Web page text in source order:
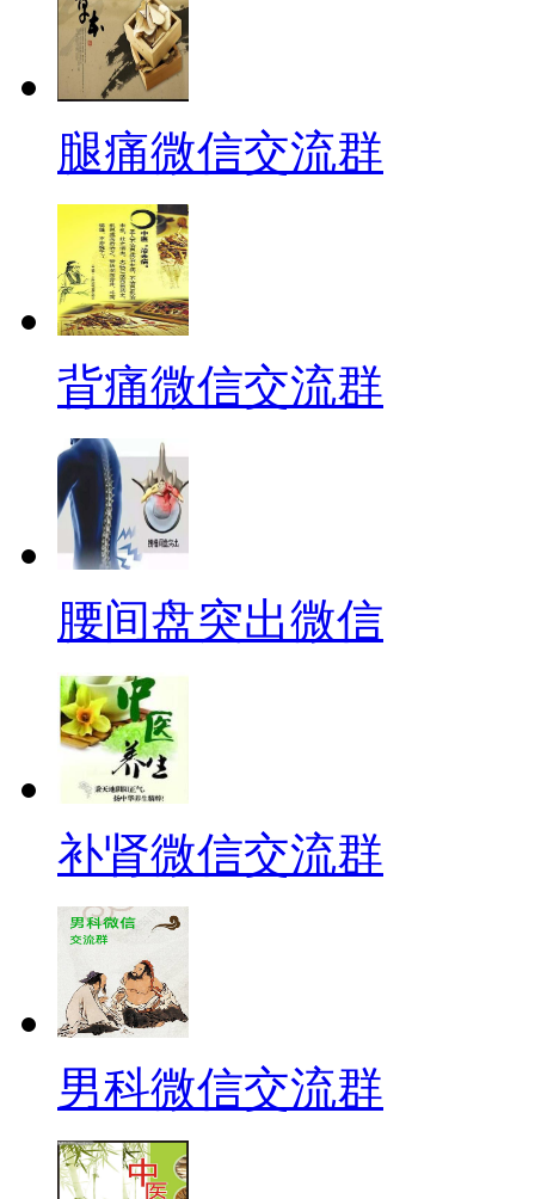
腿痛微信交流群
背痛微信交流群
腰间盘突出微信
补肾微信交流群
男科微信交流群